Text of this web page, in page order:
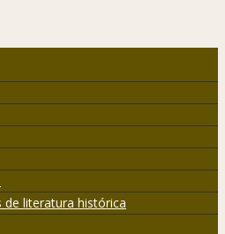
de literatura histórica